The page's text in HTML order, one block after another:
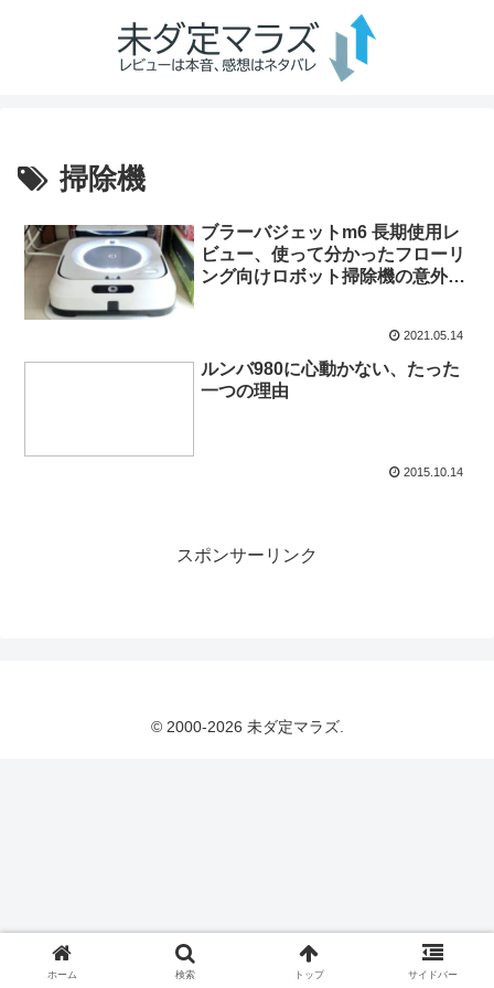
掃除機
ブラーバジェットm6 長期使用レ
ビュー、使って分かったフローリ
ング向けロボット掃除機の意外な
2021.05.14
ルンバ980に心動かない、たった
一つの理由
2015.10.14
スポンサーリンク
© 2000-2026 未ダ定マラズ.
ホーム 検索 トップ サイドバー